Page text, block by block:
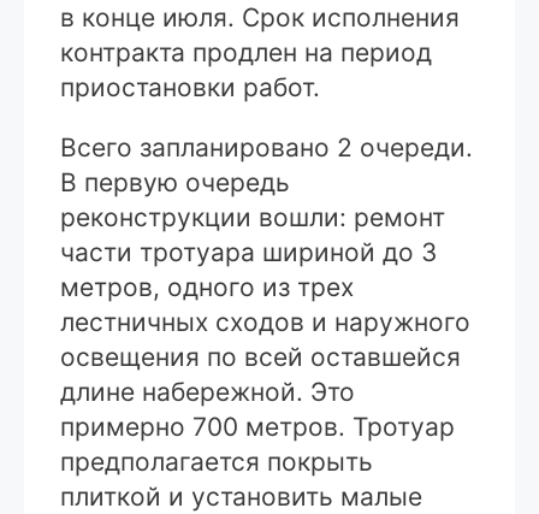
в конце июля. Срок исполнения
контракта продлен на период
приостановки работ.
Всего запланировано 2 очереди.
В первую очередь
реконструкции вошли: ремонт
части тротуара шириной до 3
метров, одного из трех
лестничных сходов и наружного
освещения по всей оставшейся
длине набережной. Это
примерно 700 метров. Тротуар
предполагается покрыть
плиткой и установить малые